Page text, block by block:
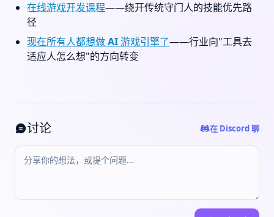
在线游戏开发课程——绕开传统守门人的技能优先路
径
现在所有人都想做 AI 游戏引擎了——行业向"工具去
适应人怎么想"的方向转变
讨论 在 Discord 聊